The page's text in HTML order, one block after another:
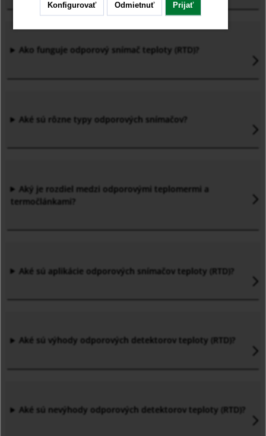
Ako funguje odporový snímač teploty (RTD)?
Aké sú rôzne typy odporových snímačov?
Aký je rozdiel medzi odporovými teplomermi a
termočlánkami?
Aké sú aplikácie odporových snímačov teploty (RTD)?
Aké sú výhody odporových detektorov teploty (RTD)?
Aké sú nevýhody odporových detektorov teploty (RTD)?
Konfigurovať Odmietnuť Prijať